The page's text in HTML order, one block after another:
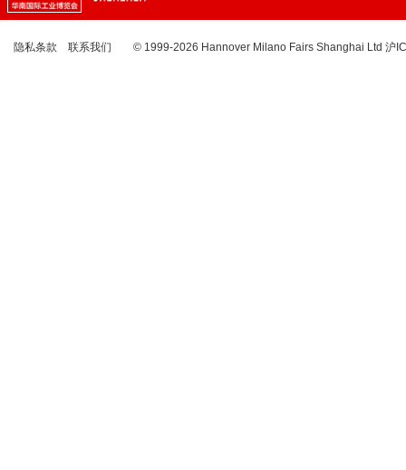
隐私条款 联系我们 © 1999-2026 Hannover Milano Fairs Shanghai Ltd 沪